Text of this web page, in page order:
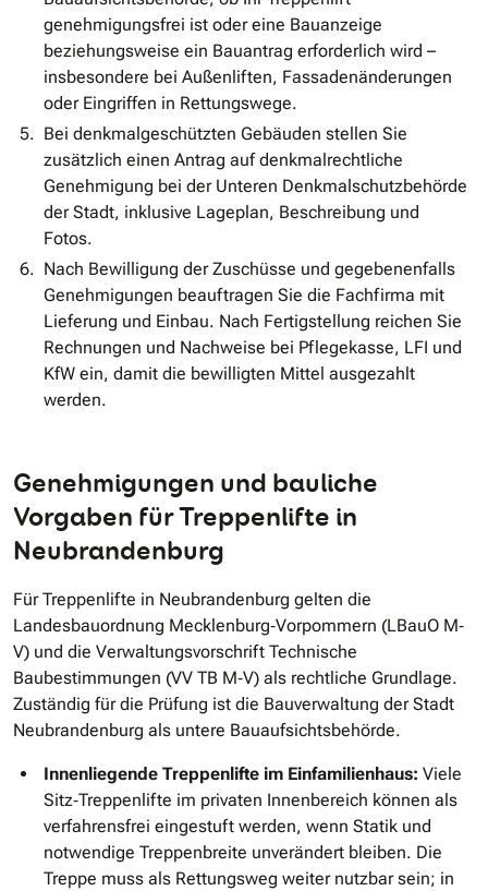
genehmigungsfrei ist oder eine Bauanzeige
beziehungsweise ein Bauantrag erforderlich wird –
insbesondere bei Außenliften, Fassadenänderungen
oder Eingriffen in Rettungswege.
Bei denkmalgeschützten Gebäuden stellen Sie
zusätzlich einen Antrag auf denkmalrechtliche
Genehmigung bei der Unteren Denkmalschutzbehörde
der Stadt, inklusive Lageplan, Beschreibung und
Fotos.
Nach Bewilligung der Zuschüsse und gegebenenfalls
Genehmigungen beauftragen Sie die Fachfirma mit
Lieferung und Einbau. Nach Fertigstellung reichen Sie
Rechnungen und Nachweise bei Pflegekasse, LFI und
KfW ein, damit die bewilligten Mittel ausgezahlt
werden.
Genehmigungen und bauliche
Vorgaben für Treppenlifte in
Neubrandenburg
Für Treppenlifte in Neubrandenburg gelten die
Landesbauordnung Mecklenburg‐Vorpommern (LBauO M‐
V) und die Verwaltungsvorschrift Technische
Baubestimmungen (VV TB M‐V) als rechtliche Grundlage.
Zuständig für die Prüfung ist die Bauverwaltung der Stadt
Neubrandenburg als untere Bauaufsichtsbehörde.
Innenliegende Treppenlifte im Einfamilienhaus: Viele
Sitz‐Treppenlifte im privaten Innenbereich können als
verfahrensfrei eingestuft werden, wenn Statik und
notwendige Treppenbreite unverändert bleiben. Die
Treppe muss als Rettungsweg weiter nutzbar sein; in